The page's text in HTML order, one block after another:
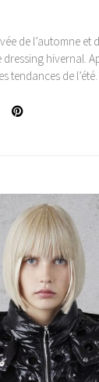
de l’automne et
dressing hivernal.
tendances de